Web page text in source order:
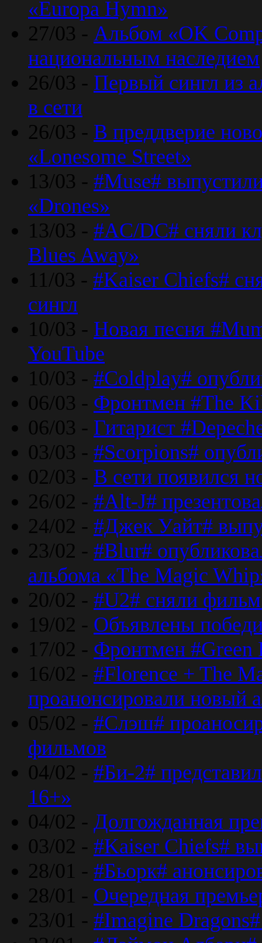
«Europa Hymn»
27/03 - Альбом «OK
национальным наследием
26/03 - Первый сингл из
в сети
26/03 - В преддверие
«Lonesome Street»
13/03 - #Muse#
«Drones»
13/03 - #AC/DC# сняли
Blues Away»
11/03 - #Kaiser Chiefs#
сингл
10/03 - Новая песня
YouTube
10/03 - #Coldplay#
06/03 - Фронтмен #The
06/03 - Гитарист
03/03 - #Scorpions#
02/03 - В сети появился
26/02 - #Alt-J#
24/02 - #Джек Уайт#
23/02 - #Blur#
альбома «The Magic
20/02 - #U2# сняли
19/02 - Объявлены
17/02 - Фронтмен #Green
16/02 - #Florence + The
проанонсировали новый
05/02 - #Слэш#
фильмов
04/02 - #Би-2#
16+»
04/02 - Долгожданная
03/02 - #Kaiser Chiefs#
28/01 - #Бьорк#
28/01 - Очередная
23/01 - #Imagine